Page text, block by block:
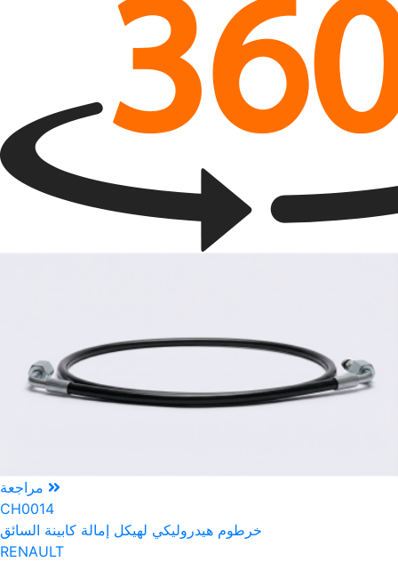
مراجعة
CH0014
خرطوم هيدروليكي لهيكل إمالة كابينة السائق
RENAULT